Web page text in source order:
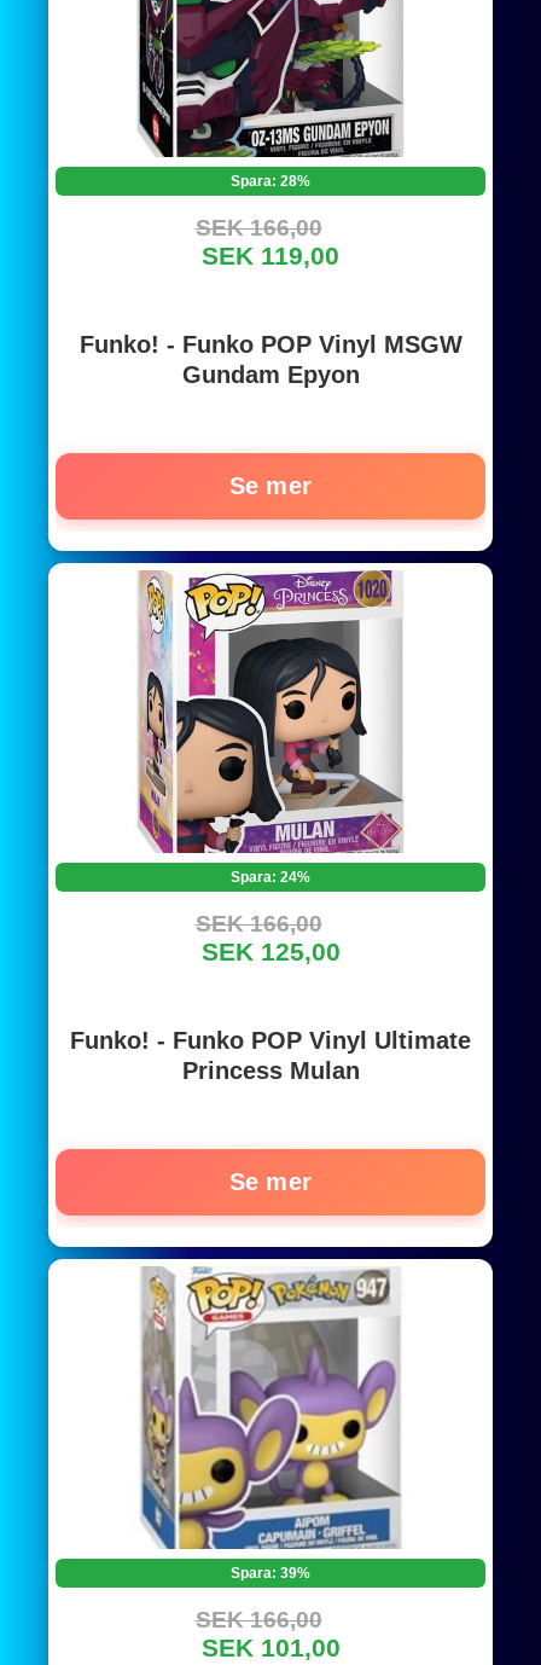
Spara: 28%
SEK 166,00
SEK 119,00
Funko! - Funko POP Vinyl MSGW
Gundam Epyon
Se mer
Spara: 24%
SEK 166,00
SEK 125,00
Funko! - Funko POP Vinyl Ultimate
Princess Mulan
Se mer
Spara: 39%
SEK 166,00
SEK 101,00